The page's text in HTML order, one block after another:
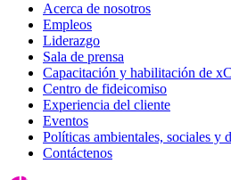
Acerca de nosotros
Empleos
Liderazgo
Sala de prensa
Capacitación y habilitación de
Centro de fideicomiso
Experiencia del cliente
Eventos
Políticas ambientales, sociales y
Contáctenos